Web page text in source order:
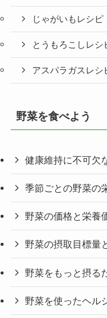
じゃがいもレシピ
とうもろこしレシ
アスパラガスレシ
野菜を食べよう
健康維持に不可欠
季節ごとの野菜の
野菜の価格と栄養
野菜の摂取目標量
野菜をもっと摂る
野菜を使ったヘル